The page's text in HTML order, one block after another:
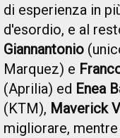
di esperienza in
d'esordio, e al
Giannantonio
Marquez) e
(Aprilia) ed Enea
(KTM), Maverick
migliorare,